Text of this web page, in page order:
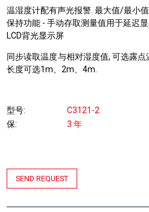
温湿度计配有声光报警. 最大值/最小值
保持功能 - 手动存取测量值用于延迟显
LCD背光显示屏
同步读取温度与相对湿度值, 可选露
长度可选1m、2m、4m.
型号
C3121-2
保
3 年
SEND REQUEST